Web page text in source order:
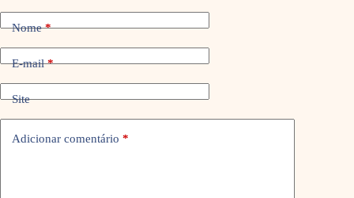
Nome*
E-mail*
Site
Adicionar comentário *